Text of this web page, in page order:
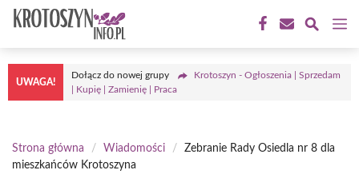
Przejdź
treści
UWAGA!
Dołącz do nowej grupy
Krotoszyn - Ogłoszenia | Sprzedam
| Kupię | Zamienię | Praca
Strona główna / Wiadomości /
Zebranie Rady Osiedla nr 8 dla
mieszkańców Krotoszyna